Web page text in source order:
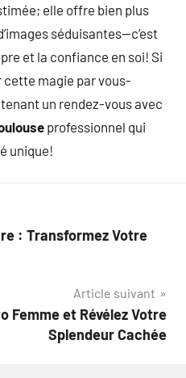
elle offre bien plus
séduisantes—c’est
et la confiance en soi! Si
magie par vous-
un rendez-vous avec
professionnel qui
unique!
: Transformez Votre
Article suivant
Femme et Révélez Votre
Splendeur Cachée